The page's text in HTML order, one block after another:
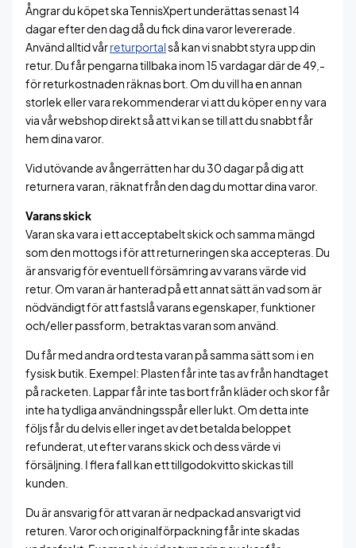
Ångrar du köpet ska TennisXpert underättas senast 14
dagar efter den dag då du fick dina varor levererade.
Använd alltid vårreturportalså kan vi snabbt styra upp din
retur. Du får pengarna tillbaka inom 15 vardagar där de 49,-
för returkostnaden räknas bort. Om du vill ha en annan
storlek eller vara rekommenderar vi att du köper en ny vara
via vår webshop direkt så att vi kan se till att du snabbt får
hem dina varor.
Vid utövande av ångerrätten har du 30 dagar på dig att
returnera varan, räknat från den dag du mottar dina varor.
Varans skick
Varan ska vara i ett acceptabelt skick och samma mängd
som den mottogs i för att returneringen ska accepteras. Du
är ansvarig för eventuell försämring av varans värde vid
retur. Om varan är hanterad på ett annat sätt än vad som är
nödvändigt för att fastslå varans egenskaper, funktioner
och/eller passform, betraktas varan som använd.
Du får med andra ord testa varan på samma sätt som i en
fysisk butik. Exempel: Plasten får inte tas av från handtaget
på racketen. Lappar får inte tas bort från kläder och skor får
inte ha tydliga användningsspår eller lukt. Om detta inte
följs får du delvis eller inget av det betalda beloppet
refunderat, ut efter varans skick och dess värde vi
försäljning. I flera fall kan ett tillgodokvitto skickas till
kunden.
Du är ansvarig för att varan är nedpackad ansvarigt vid
returen. Varor och originalförpackning får inte skadas